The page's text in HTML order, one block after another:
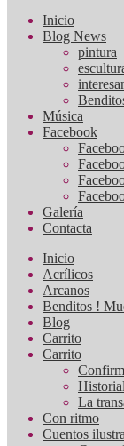
Inicio
Blog News
pintura
Música
Facebook
Galería
Contacta
Inicio
Acrílicos
Arcanos
Benditos !
Blog
Carrito
Carrito
La
Con ritmo
Cuentos